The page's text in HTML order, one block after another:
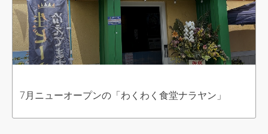
7月ニューオープンの「わくわく食堂ナラヤン」